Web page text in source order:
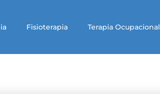
Fisioterapia Terapia Ocupacional